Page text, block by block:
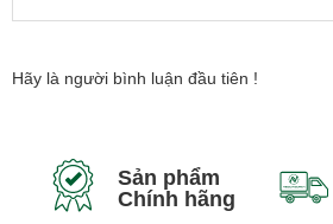
Hãy là người bình luận đầu tiên !
Sản phẩm
Chính hãng